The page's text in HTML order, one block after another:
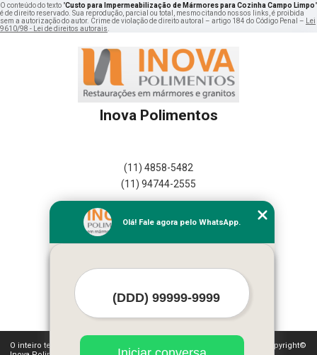
O conteúdo do texto "Custo para Impermeabilização de Mármores para Cozinha Campo Limpo"
é de direito reservado. Sua reprodução, parcial ou total, mesmo citando nossos links, é proibida
sem a autorização do autor. Crime de violação de direito autoral – artigo 184 do Código Penal –
Lei
9610/98 - Lei de direitos autorais
Inova Polimentos
(11) 4858-5482
(11) 94744-2555
Empresa
Missão
Mapa do site
Mais Serviços
O inteiro teor deste site está sujeito à proteção de direitos autorais. Copyright©
Olá! Fale agora pelo WhatsApp.